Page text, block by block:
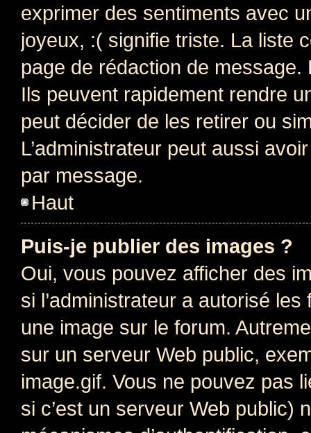
exprimer des sentiments avec
joyeux, :( signifie triste. La liste
page de rédaction de
Ils peuvent rapidement rendre
peut décider de les retirer ou
L’administrateur peut aussi
par message.
Haut
Puis-je publier des images ?
Oui, vous pouvez afficher des
si l’administrateur a autorisé
une image sur le forum.
sur un serveur Web public,
image.gif. Vous ne pouvez pas
si c’est un serveur Web public)